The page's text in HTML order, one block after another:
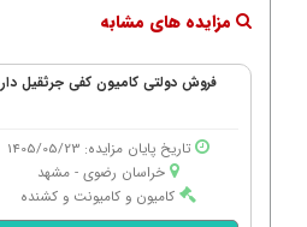
مزایده های مشابه
فروش دولتی کامیون کفی جرثقیل دار
تاریخ پایان مزایده: 1405/05/23
خراسان رضوی - مشهد
کامیون و کامیونت و کشنده